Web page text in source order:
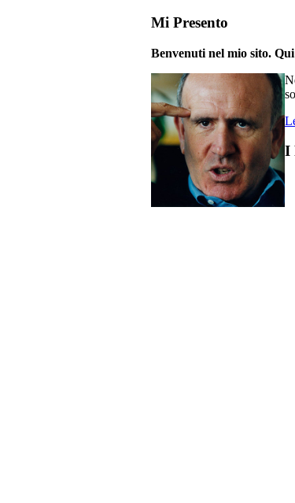
Mi Presento
Benvenuti nel mio sito.
I